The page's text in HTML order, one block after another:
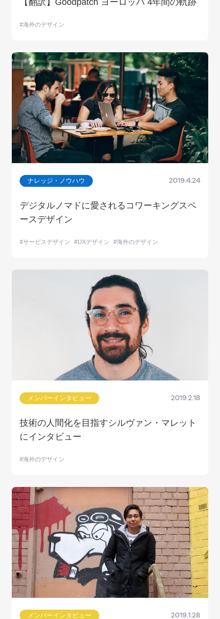
【翻訳】Goodpatch ヨーロッパ 4年間の軌跡
海外のデザイン
ナレッジ・ノウハウ 2019.4.24
デジタルノマドに愛されるコワーキングスペ
ースデザイン
サービスデザイン UXデザイン 海外のデザイン
メンバーインタビュー 2019.2.18
技術の人間化を目指すシルヴァン・マレット
にインタビュー
海外のデザイン
メンバーインタビュー 2019.1.28